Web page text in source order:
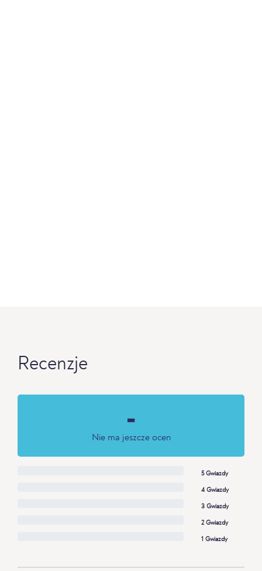
Recenzje
-
Nie ma jeszcze ocen
5 Gwiazdy
4 Gwiazdy
3 Gwiazdy
2 Gwiazdy
1 Gwiazdy